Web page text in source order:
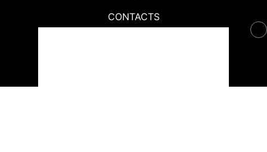
CONTACTS
Contacter Generations